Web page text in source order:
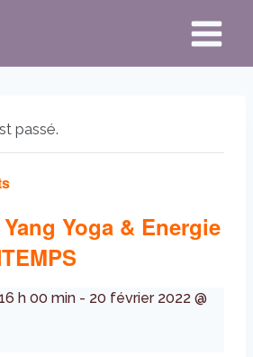
passé.
Yoga & Energie
h 00 min - 20 février 2022 @